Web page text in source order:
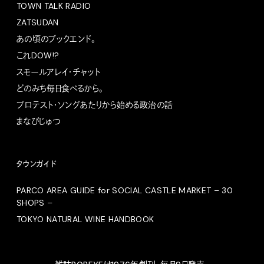
TOWN TALK RADIO
ZATSUDAN
あの頃のブックエンド。
これDOW!?
スモールアレイ・チャット
どのみち毎日食べるから。
プロテスト・ソングあたりから始める政治の話
まなびじゅつ
タウンガイド
PARCO AREA GUIDE for SOCIAL CASTLE MARKET – 30
SHOPS –
TOKYO NATURAL WINE HANDBOOK